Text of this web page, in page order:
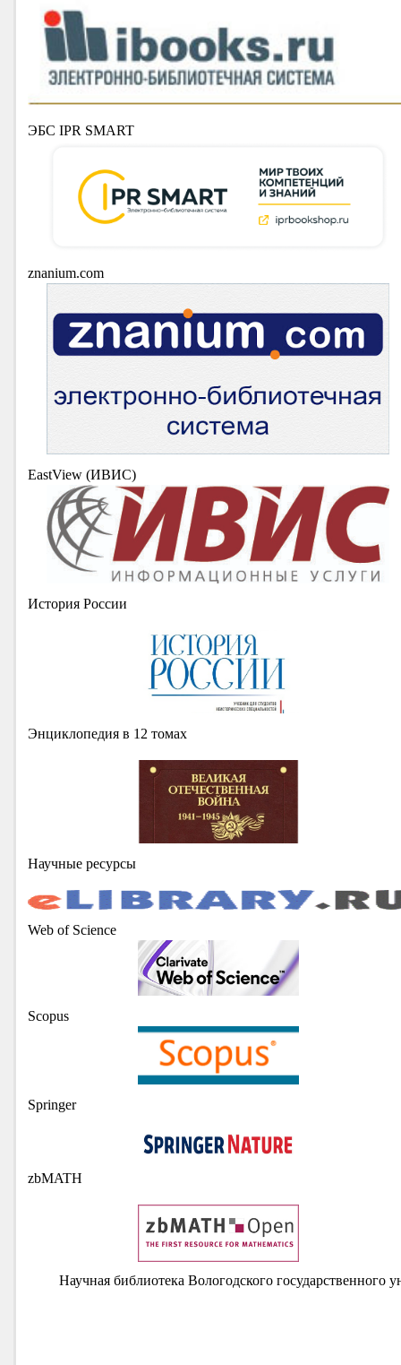
ЭБС IPR SMART
znanium.com
EastView (ИВИС)
История России
Энциклопедия в 12 томах
Научные ресурсы
Web of Science
Scopus
Springer
zbMATH
Научная библиотека Вологодского государственного